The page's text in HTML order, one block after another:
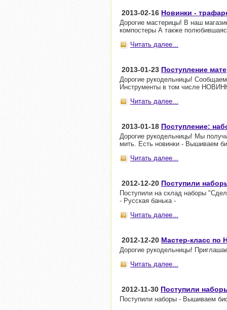
2013-02-16 Новинки -
Дорогие мастерицы! В наш
компостеры А также
Читать далее...
2013-01-23 Поступление
Дорогие рукодельницы!
Инструменты в том числе
Читать далее...
2013-01-18 Поступление:
Дорогие рукодельницы! Мы
мить. Есть новинки - Вышиваем
Читать далее...
2012-12-20 Поступили
Поступили на склад наборы
- Русская банька -
Читать далее...
2012-12-20 Мастер-класс по
Дорогие рукодельницы!
Читать далее...
2012-11-30 Поступили
Поступили наборы - Вышиваем